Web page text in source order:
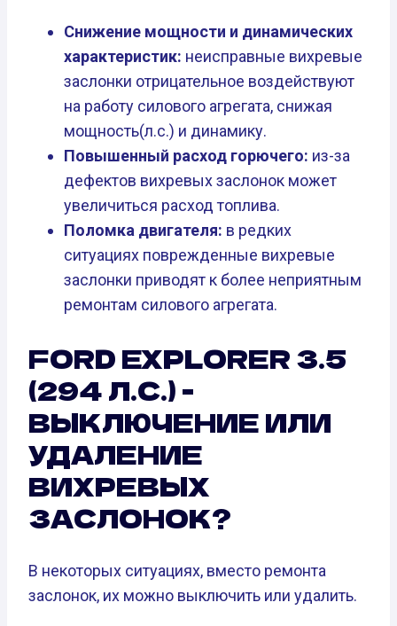
Снижение мощности и динамических
характеристик: неисправные вихревые
заслонки отрицательное воздействуют
на работу силового агрегата, снижая
мощность(л.с.) и динамику.
Повышенный расход горючего: из-за
дефектов вихревых заслонок может
увеличиться расход топлива.
Поломка двигателя: в редких
ситуациях поврежденные вихревые
заслонки приводят к более неприятным
ремонтам силового агрегата.
FORD EXPLORER 3.5
(294 Л.С.) -
ВЫКЛЮЧЕНИЕ ИЛИ
УДАЛЕНИЕ
ВИХРЕВЫХ
ЗАСЛОНОК?
В некоторых ситуациях, вместо ремонта
заслонок, их можно выключить или удалить.